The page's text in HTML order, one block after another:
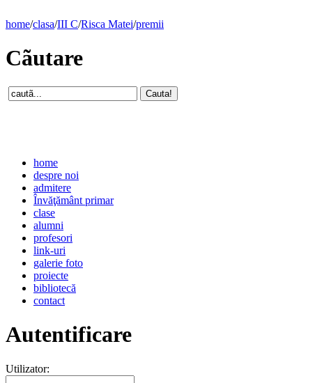
home/clasa/III C/Risca Matei/premii
Cãutare
home
despre noi
admitere
Învăţământ primar
clase
alumni
profesori
link-uri
galerie foto
proiecte
bibliotecă
contact
Autentificare
Utilizator: